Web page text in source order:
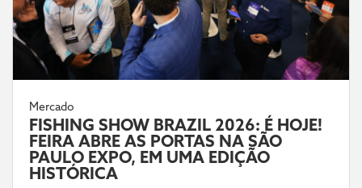
Mercado
FISHING SHOW BRAZIL 2026: É HOJE!
FEIRA ABRE AS PORTAS NA SÃO
PAULO EXPO, EM UMA EDIÇÃO
HISTÓRICA